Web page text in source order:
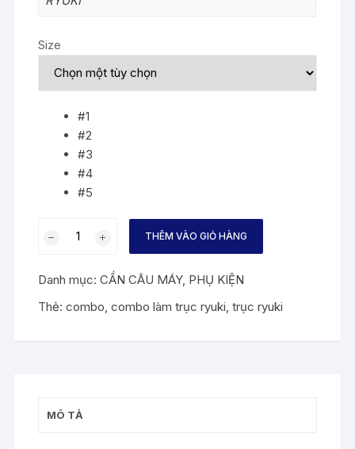
Size
#1
#2
#3
#4
#5
RYUKI
số
THÊM VÀO GIỎ HÀNG
Danh mục:CẦN CÂU MÁY, PHỤ KIỆN
Thẻ:combo,combo làm trục ryuki,trục ryuki
MÔ TẢ